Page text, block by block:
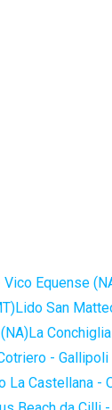
Equense
Lido San
La
- Gallipoli
La Castellana -